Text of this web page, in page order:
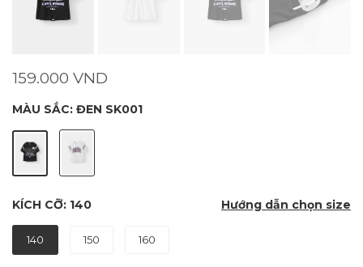
159.000 VND
MÀU SẮC: ĐEN SK001
KÍCH CỠ: 140 Hướng dẫn chọn size
140 150 160